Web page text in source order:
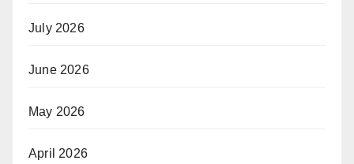
July 2026
June 2026
May 2026
April 2026